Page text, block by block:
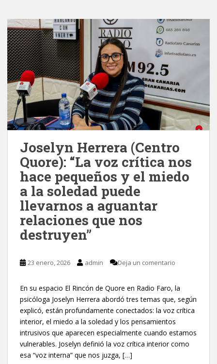
Joselyn Herrera (Centro
Quore): “La voz crítica nos
hace pequeños y el miedo
a la soledad puede
llevarnos a aguantar
relaciones que nos
destruyen”
23 enero, 2026 admin Deja un comentario
En su espacio El Rincón de Quore en Radio Faro, la
psicóloga Joselyn Herrera abordó tres temas que, según
explicó, están profundamente conectados: la voz crítica
interior, el miedo a la soledad y los pensamientos
intrusivos que aparecen especialmente cuando estamos
vulnerables. Joselyn definió la voz crítica interior como
esa “voz interna” que nos juzga, […]